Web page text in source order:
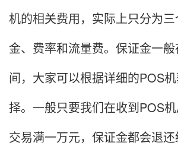
机的相关费用，实际上只分为
金、费率和流量费。保证金一
间，大家可以根据详细的POS
择。一般只要我们在收到POS
交易满一万元，保证金都会退